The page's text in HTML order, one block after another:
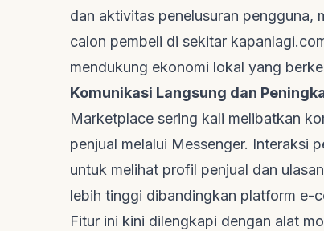
dan aktivitas penelusuran pengguna,
calon pembeli di sekitar
mendukung ekonomi lokal yang
Komunikasi Langsung dan
Marketplace sering kali melibatkan
penjual melalui Messenger. Interaksi
untuk melihat profil penjual dan
lebih tinggi dibandingkan platform e-
Fitur ini kini dilengkapi dengan alat